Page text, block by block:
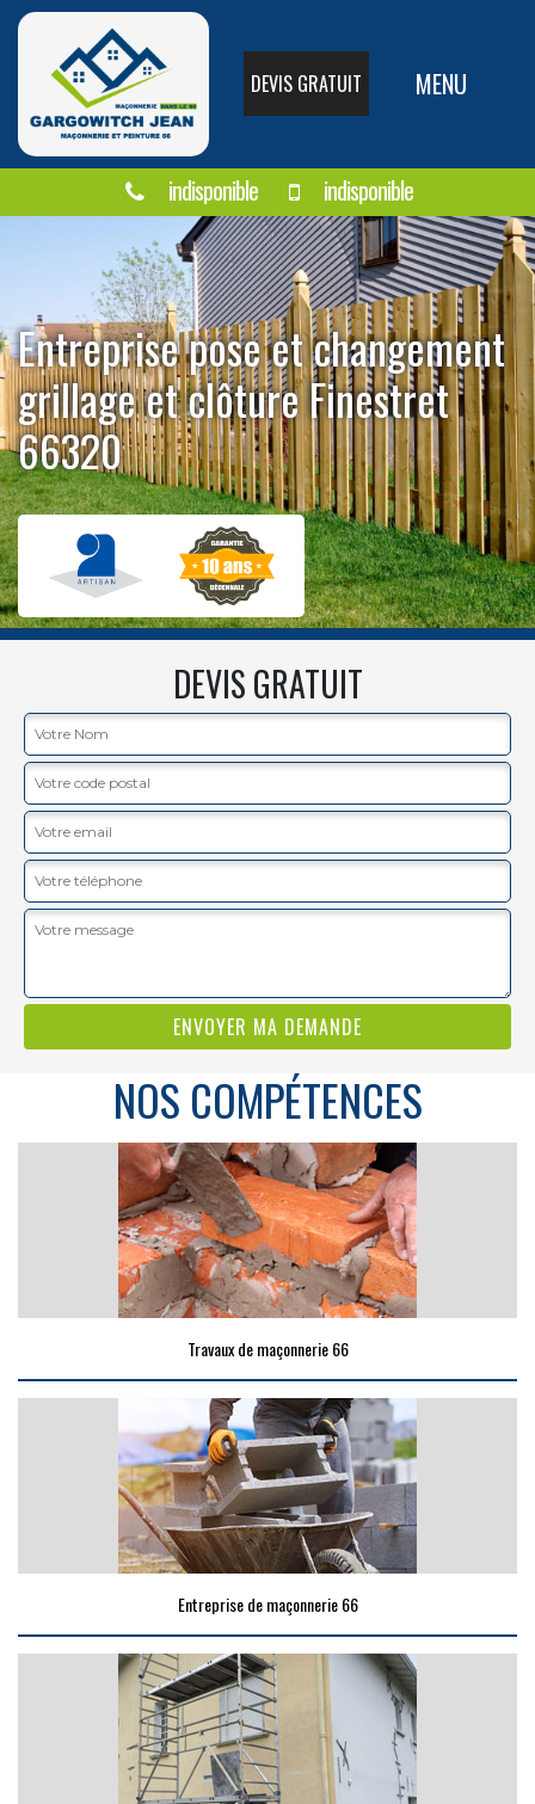
DEVIS GRATUIT MENU
indisponible indisponible
Entreprise pose et changement
grillage et clôture Finestret
66320
DEVIS GRATUIT
NOS COMPÉTENCES
Travaux de maçonnerie 66
Entreprise de maçonnerie 66